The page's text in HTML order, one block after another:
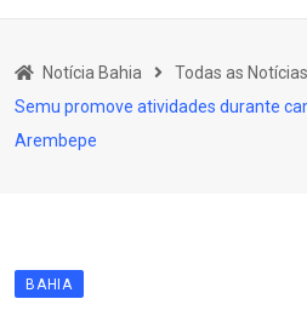
Educação
Política
Notícia Bahia Todas as Notícias
Semu promove atividades durante
Arembepe
BAHIA